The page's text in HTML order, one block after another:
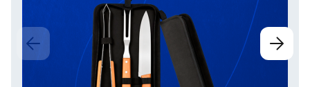
CONTATO
(47) 3348-4609